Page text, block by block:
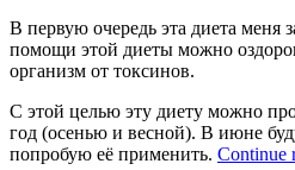
В первую очередь эта диета меня
помощи этой диеты можно
организм от токсинов.
С этой целью эту диету можно
год (осенью и весной). В июне
попробую её применить. Continue